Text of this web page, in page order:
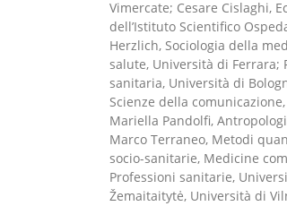
Vimercate; Cesare Cislaghi,
dell’Istituto Scientifico
Herzlich, Sociologia della
salute, Università di Ferrara;
sanitaria, Università di
Scienze della
Mariella Pandolfi,
Marco Terraneo, Metodi
socio-sanitarie, Medicine
Professioni sanitarie,
Žemaitaitytė, Università di